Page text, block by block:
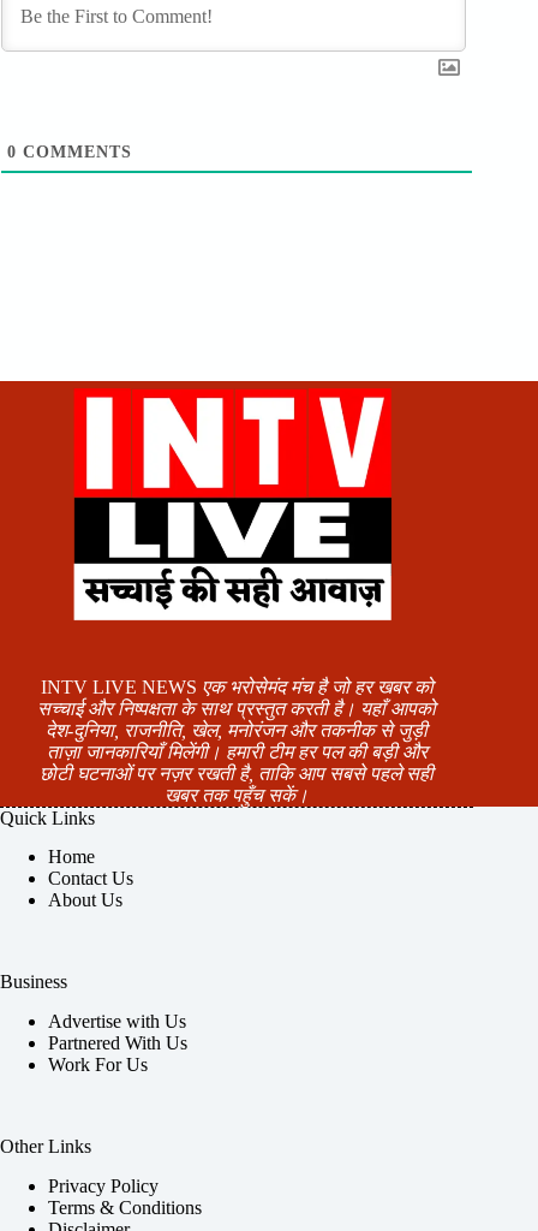
0 COMMENTS
INTV LIVE NEWS एक भरोसेमंद मंच है जो हर खबर को
सच्चाई और निष्पक्षता के साथ प्रस्तुत करती है। यहाँ आपको
देश-दुनिया, राजनीति, खेल, मनोरंजन और तकनीक से जुड़ी
ताज़ा जानकारियाँ मिलेंगी। हमारी टीम हर पल की बड़ी और
छोटी घटनाओं पर नज़र रखती है, ताकि आप सबसे पहले सही
खबर तक पहुँच सकें।
Quick Links
Home
Contact Us
About Us
Business
Advertise with Us
Partnered With Us
Work For Us
Other Links
Privacy Policy
Terms & Conditions